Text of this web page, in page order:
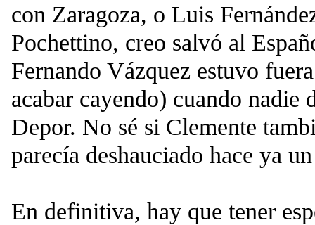
con Zaragoza, o Luis
Pochettino, creo salvó al
Fernando Vázquez estuvo
acabar cayendo) cuando nadie
Depor. No sé si Clemente
parecía deshauciado hace ya
En definitiva, hay que tener